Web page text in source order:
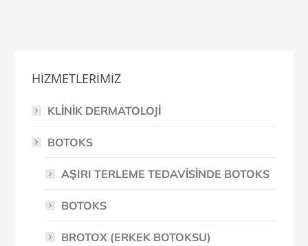
HİZMETLERİMİZ
KLİNİK DERMATOLOJİ
BOTOKS
AŞIRI TERLEME TEDAVİSİNDE BOTOKS
BOTOKS
BROTOX (ERKEK BOTOKSU)